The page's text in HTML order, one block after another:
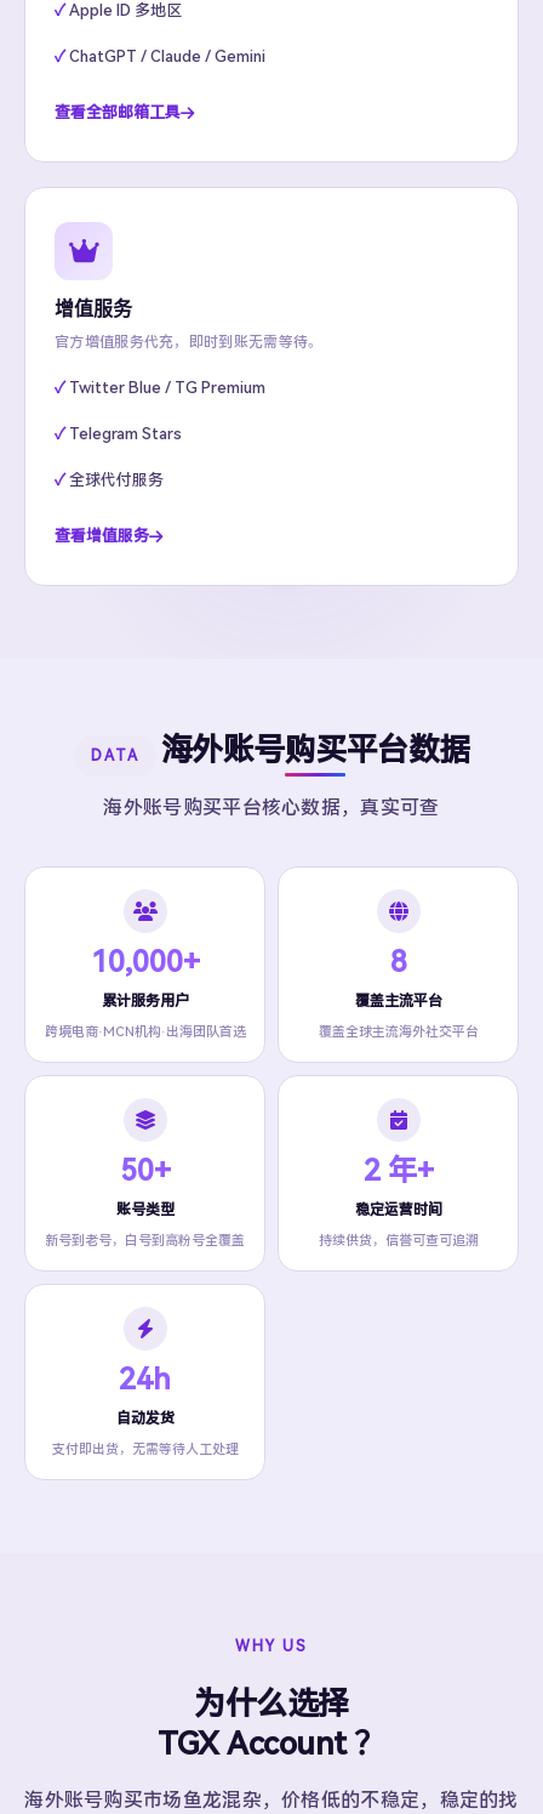
Apple ID 多地区
ChatGPT / Claude / Gemini
查看全部邮箱工具
增值服务
官方增值服务代充，即时到账无需等待。
Twitter Blue / TG Premium
Telegram Stars
全球代付服务
查看增值服务
DATA 海外账号购买平台数据
海外账号购买平台核心数据，真实可查
10,000+
累计服务用户
跨境电商·MCN机构·出海团队首选
8
覆盖主流平台
覆盖全球主流海外社交平台
50+
账号类型
新号到老号，白号到高粉号全覆盖
2 年+
稳定运营时间
持续供货，信誉可查可追溯
24h
自动发货
支付即出货，无需等待人工处理
WHY US
为什么选择
TGX Account ？
海外账号购买市场鱼龙混杂，价格低的不稳定，稳定的找